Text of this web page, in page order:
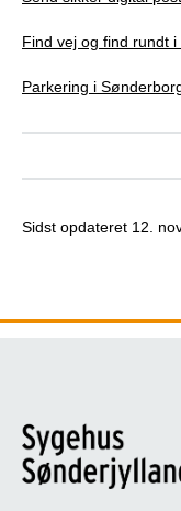
Find vej og find rundt
Parkering i
Sidst opdateret 12.